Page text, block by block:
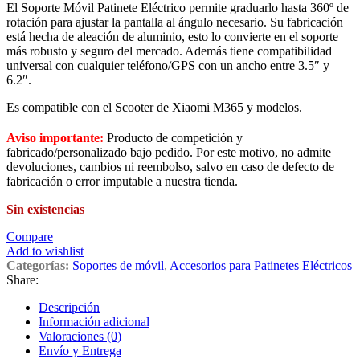
El Soporte Móvil Patinete Eléctrico permite graduarlo hasta 360º de
rotación para ajustar la pantalla al ángulo necesario. Su fabricación
está hecha de aleación de aluminio, esto lo convierte en el soporte
más robusto y seguro del mercado. Además tiene compatibilidad
universal con cualquier teléfono/GPS con un ancho entre 3.5″ y
6.2″.
Es compatible con el Scooter de Xiaomi M365 y modelos.
Aviso importante: Producto de competición y
fabricado/personalizado bajo pedido. Por este motivo, no admite
devoluciones, cambios ni reembolso, salvo en caso de defecto de
fabricación o error imputable a nuestra tienda.
Sin existencias
Compare
Add to wishlist
Categorías: Soportes de móvil, Accesorios para Patinetes Eléctricos
Share:
Descripción
Información adicional
Valoraciones (0)
Envío y Entrega